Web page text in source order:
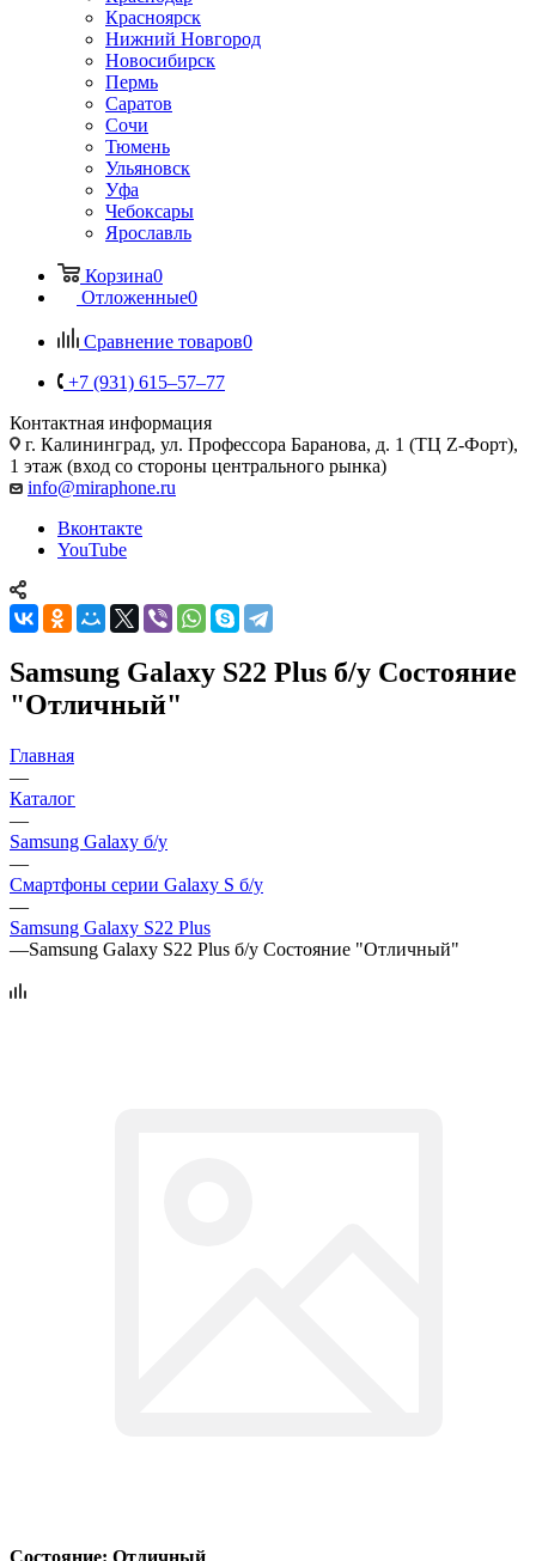
Красноярск
Нижний Новгород
Новосибирск
Пермь
Саратов
Сочи
Тюмень
Ульяновск
Уфа
Чебоксары
Ярославль
Корзина0
Отложенные0
Сравнение товаров0
+7 (931) 615‒57‒77
Контактная информация
г. Калининград, ул. Профессора Баранова, д. 1 (ТЦ Z-Форт),
1 этаж (вход со стороны центрального рынка)
info@miraphone.ru
Вконтакте
YouTube
Samsung Galaxy S22 Plus б/у Состояние
"Отличный"
Главная
—
Каталог
—
Samsung Galaxy б/у
—
Смартфоны серии Galaxy S б/у
—
Samsung Galaxy S22 Plus
—Samsung Galaxy S22 Plus б/у Состояние "Отличный"
Состояние: Отличный